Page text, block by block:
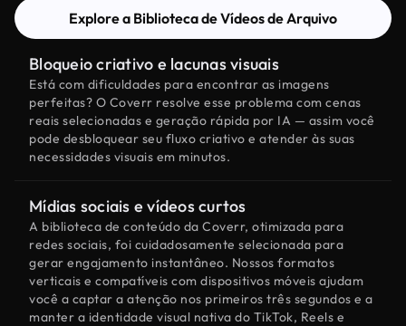
Explore a Biblioteca de Vídeos de Arquivo
Bloqueio criativo e lacunas visuais
Está com dificuldades para encontrar as imagens
perfeitas? O Coverr resolve esse problema com cenas
reais selecionadas e geração rápida por IA — assim você
pode desbloquear seu fluxo criativo e atender às suas
necessidades visuais em minutos.
Mídias sociais e vídeos curtos
A biblioteca de conteúdo da Coverr, otimizada para
redes sociais, foi cuidadosamente selecionada para
gerar engajamento instantâneo. Nossos formatos
verticais e compatíveis com dispositivos móveis ajudam
você a captar a atenção nos primeiros três segundos e a
manter a identidade visual nativa do TikTok, Reels e